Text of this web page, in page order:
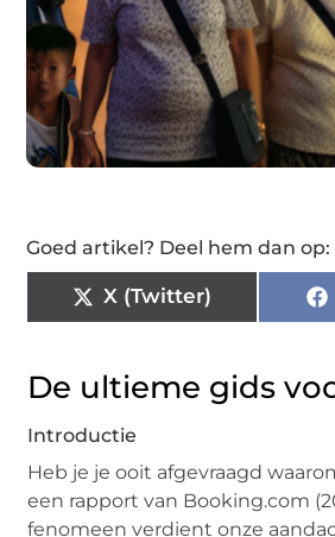
Goed artikel? Deel hem dan op:
X (Twitter)
De ultieme gids
Introductie
Heb je je ooit afgevraagd
een rapport van Booking.com
fenomeen verdient onze